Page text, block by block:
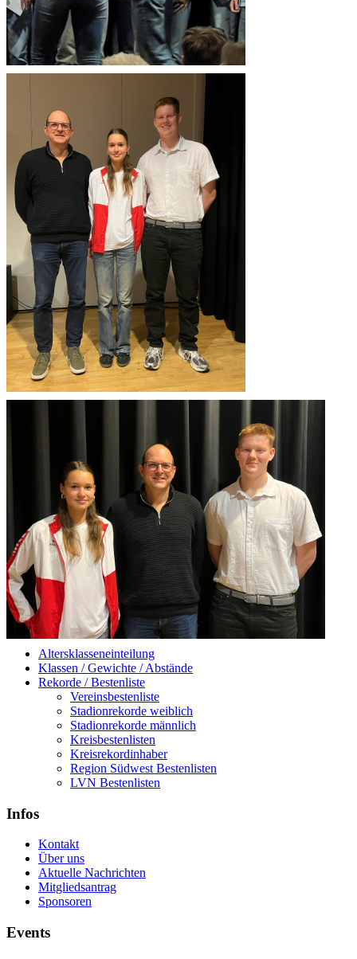
Altersklasseneinteilung
Klassen / Gewichte / Abstände
Rekorde / Bestenliste
Vereinsbestenliste
Stadionrekorde weiblich
Stadionrekorde männlich
Kreisbestenlisten
Kreisrekordinhaber
Region Südwest Bestenlisten
LVN Bestenlisten
Infos
Kontakt
Über uns
Aktuelle Nachrichten
Mitgliedsantrag
Sponsoren
Events